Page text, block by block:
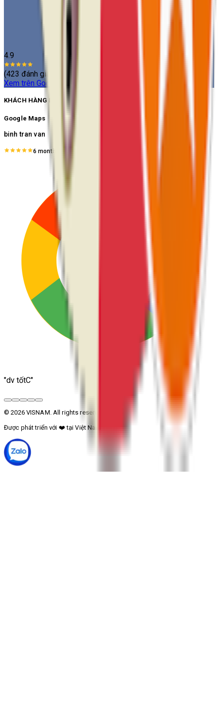
4.9
(423 đánh giá)
Xem trên Google
KHÁCH HÀNG NÓI VỀ CHÚNG TÔI
Google Maps
binh tran van
6 months ago
"dv tốtC"
© 2026 VISNAM. All rights reserved.
Được phát triển với ❤️ tại Việt Nam